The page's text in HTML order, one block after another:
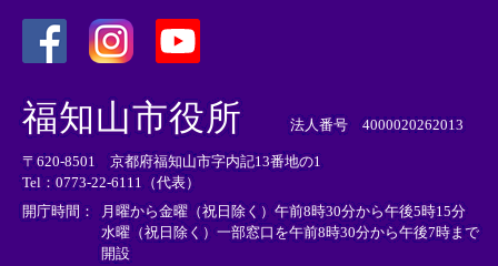
外
部
リ
ン
ク
＞
外
リ
ン
ク
＞
外
部
ン
ク
＞
福知山市役所 法人番号 4000020262013
〒620-8501 京都府福知山市字内記13番地の1
Tel：0773-22-6111（代表）
開庁時間：
月曜から金曜（祝日除く）午前8時30分から午後5時15分
水曜（祝日除く）一部窓口を午前8時30分から午後7時まで
開設